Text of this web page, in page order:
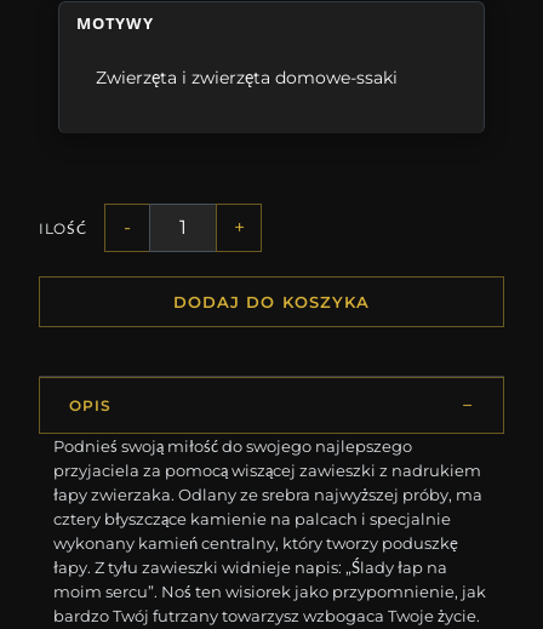
MOTYWY
Zwierzęta i zwierzęta domowe-ssaki
ILOŚĆ - +
DODAJ DO KOSZYKA
OPIS
Podnieś swoją miłość do swojego najlepszego
przyjaciela za pomocą wiszącej zawieszki z nadrukiem
łapy zwierzaka. Odlany ze srebra najwyższej próby, ma
cztery błyszczące kamienie na palcach i specjalnie
wykonany kamień centralny, który tworzy poduszkę
łapy. Z tyłu zawieszki widnieje napis: „Ślady łap na
moim sercu”. Noś ten wisiorek jako przypomnienie, jak
bardzo Twój futrzany towarzysz wzbogaca Twoje życie.